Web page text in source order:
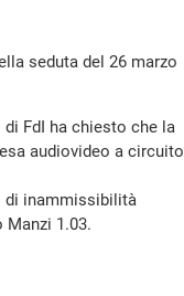
seduta del 26 marzo
FdI ha chiesto che la
audiovideo a circuito
inammissibilità
1.03.